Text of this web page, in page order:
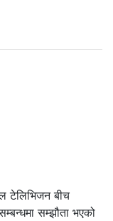
टेलिभिजन बीच
सम्झौता भएको